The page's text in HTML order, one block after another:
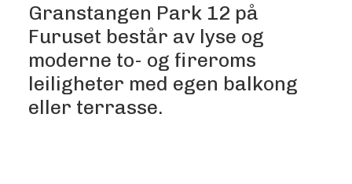
Granstangen Park 12 på
Furuset består av lyse og
moderne to- og fireroms
leiligheter med egen balkong
eller terrasse.